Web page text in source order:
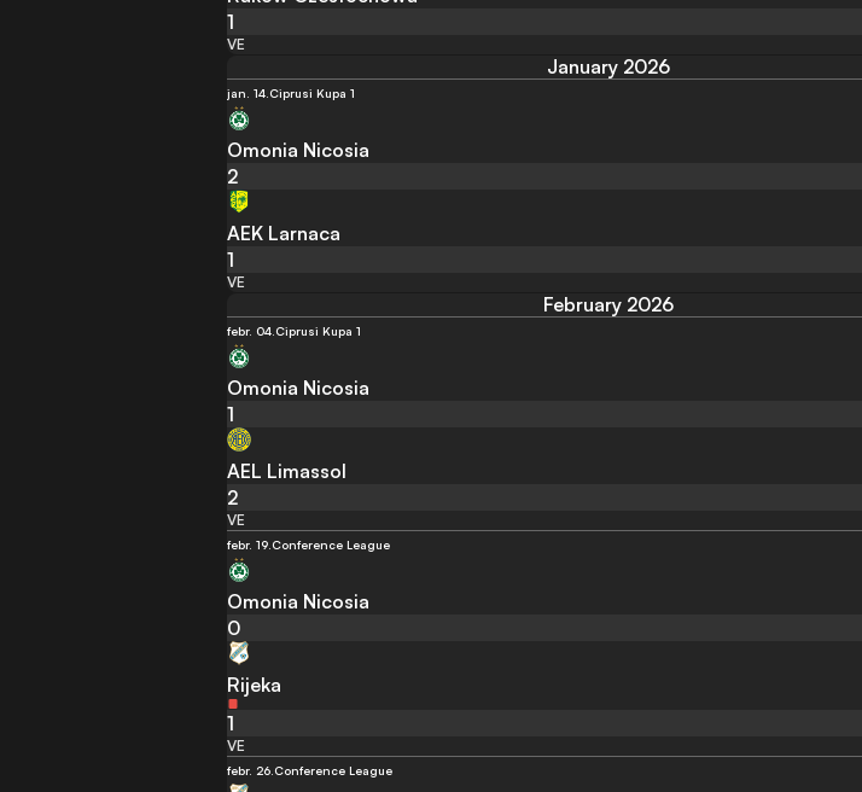
1
VE
January 2026
jan. 14. Ciprusi Kupa 1
Omonia Nicosia
2
AEK Larnaca
1
VE
February 2026
febr. 04. Ciprusi Kupa 1
Omonia Nicosia
1
AEL Limassol
2
VE
febr. 19. Conference League
Omonia Nicosia
0
Rijeka
1
VE
febr. 26. Conference League